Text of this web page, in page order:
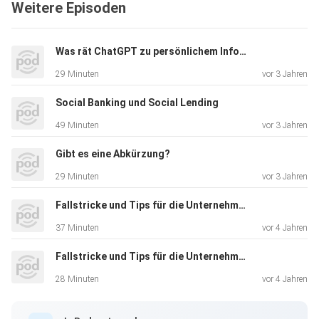
diese steuern,
den Kernfehler "Kontoüberziehung", den Sie unbedingt
vermeiden müssen,
und warum bzw. wie Sie Ihre unternehmerischen
Fähigkeiten
Viel Inspiration und gute Geschäfte wünschen Ihnen:
Weitere Episoden
Was rät ChatGPT zu persönlichem Informationskonsum?
29 Minuten vor 3 Jahren
Social Banking und Social Lending
49 Minuten vor 3 Jahren
Gibt es eine Abkürzung?
29 Minuten vor 3 Jahren
Fallstricke und Tips für die Unternehmenssanierung Teil II
37 Minuten vor 4 Jahren
Fallstricke und Tips für die Unternehmenssanierung Teil I
28 Minuten vor 4 Jahren